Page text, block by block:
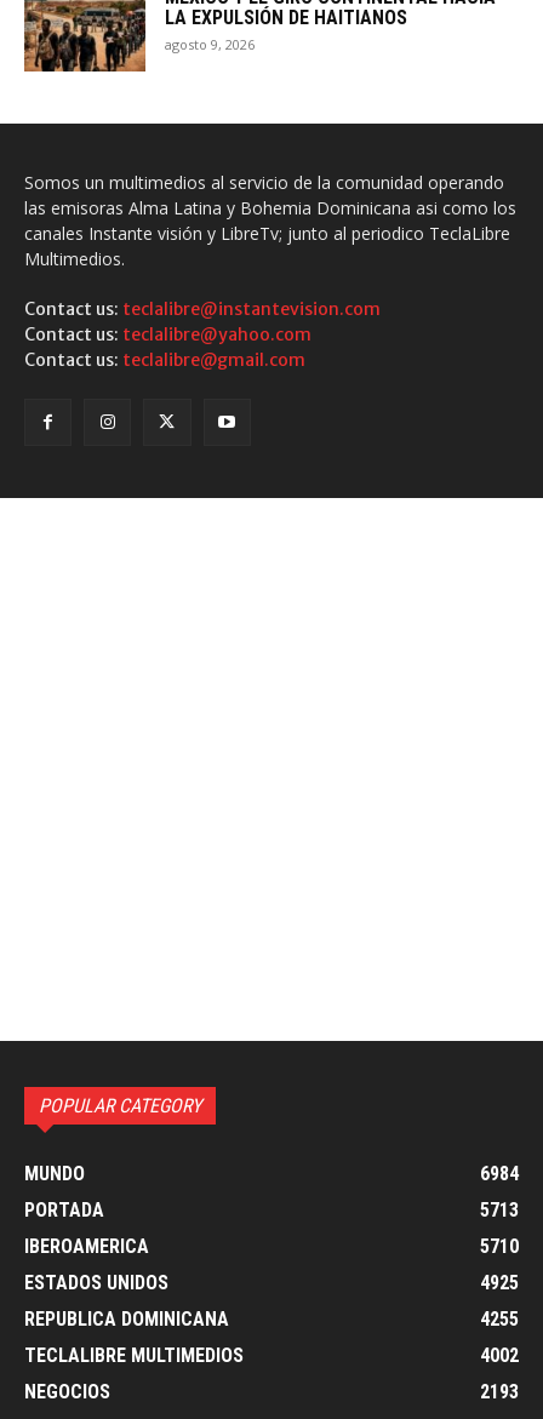
LA EXPULSIÓN DE HAITIANOS
agosto 9, 2026
Somos un multimedios al servicio de la comunidad operando
las emisoras Alma Latina y Bohemia Dominicana asi como los
canales Instante visión y LibreTv; junto al periodico TeclaLibre
Multimedios.
Contact us: teclalibre@instantevision.com
Contact us: teclalibre@yahoo.com
Contact us: teclalibre@gmail.com
POPULAR CATEGORY
MUNDO
6984
PORTADA
5713
IBEROAMERICA
5710
ESTADOS UNIDOS
4925
REPUBLICA DOMINICANA
4255
TECLALIBRE MULTIMEDIOS
4002
NEGOCIOS
2193